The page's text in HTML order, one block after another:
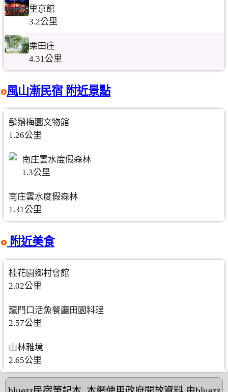
里京館
3.2公里
栗田庄
4.31公里
風山漸民宿 附近景點
鬍鬚梅園文物館
1.26公里
南庄雲水度假森林
1.3公里
南庄雲水度假森林
1.31公里
附近美食
桂花園鄉村會館
2.02公里
龍門口活魚餐廳田園料理
2.57公里
山林雅境
2.65公里